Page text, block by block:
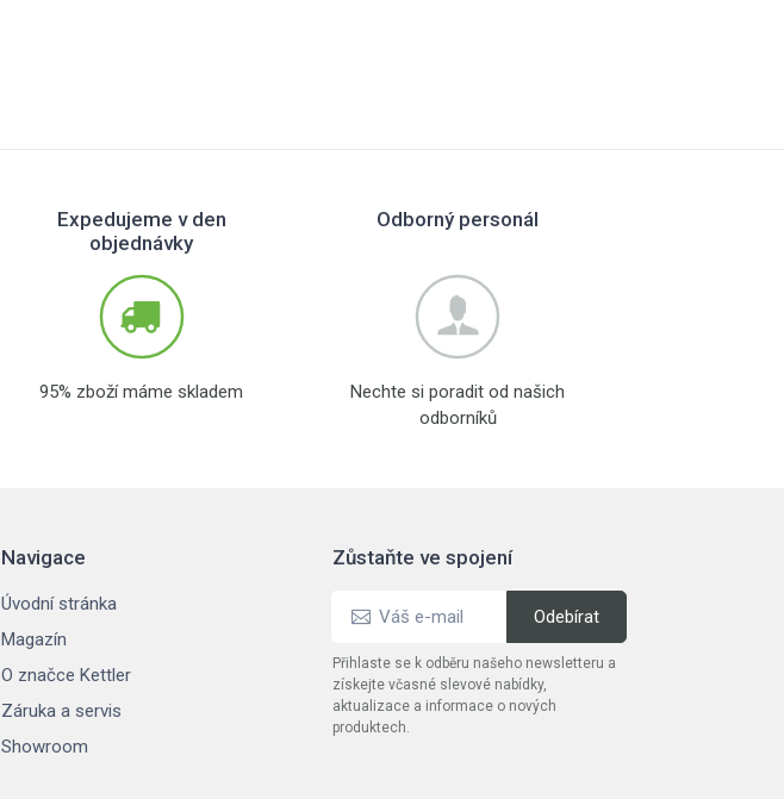
Expedujeme v den
objednávky
95% zboží máme skladem
Odborný personál
Nechte si poradit od našich
odborníků
Navigace
Úvodní stránka
Magazín
O značce Kettler
Záruka a servis
Showroom
Zůstaňte ve spojení
Přihlaste se k odběru našeho newsletteru a
získejte včasné slevové nabídky,
aktualizace a informace o nových
produktech.